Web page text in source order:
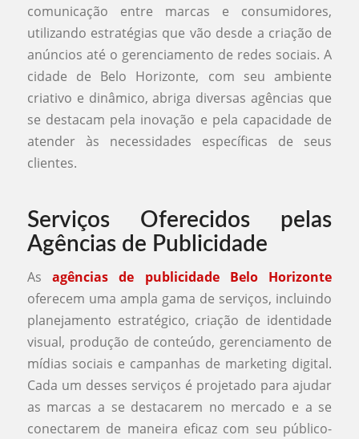
comunicação entre marcas e consumidores,
utilizando estratégias que vão desde a criação de
anúncios até o gerenciamento de redes sociais. A
cidade de Belo Horizonte, com seu ambiente
criativo e dinâmico, abriga diversas agências que
se destacam pela inovação e pela capacidade de
atender às necessidades específicas de seus
clientes.
Serviços Oferecidos pelas
Agências de Publicidade
As agências de publicidade Belo Horizonte
oferecem uma ampla gama de serviços, incluindo
planejamento estratégico, criação de identidade
visual, produção de conteúdo, gerenciamento de
mídias sociais e campanhas de marketing digital.
Cada um desses serviços é projetado para ajudar
as marcas a se destacarem no mercado e a se
conectarem de maneira eficaz com seu público-